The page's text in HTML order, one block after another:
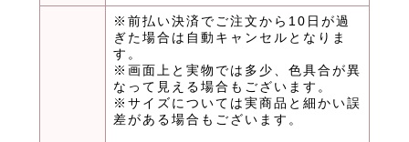
※前払い決済でご注文から10日が過
ぎた場合は自動キャンセルとなりま
す。
※画面上と実物では多少、色具合が異
なって見える場合もございます。
※サイズについては実商品と細かい誤
差がある場合もございます。